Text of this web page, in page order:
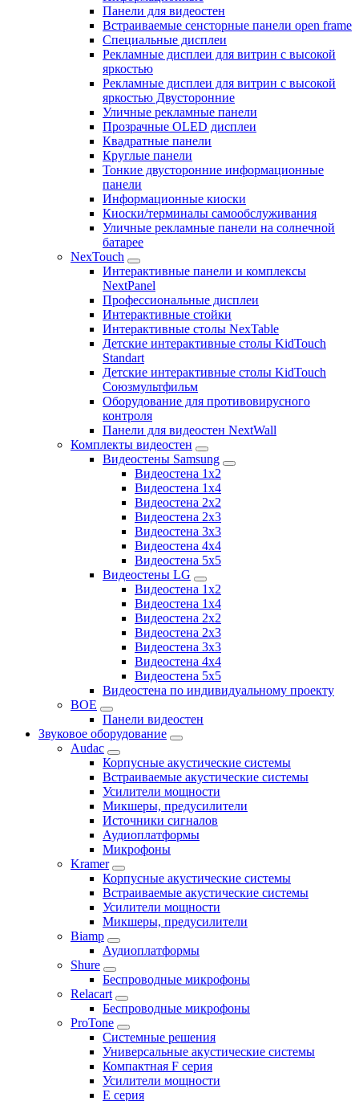
Панели для видеостен
Встраиваемые сенсторные панели open frame
Специальные дисплеи
Рекламные дисплеи для витрин с высокой
яркостью
Рекламные дисплеи для витрин с высокой
яркостью Двусторонние
Уличные рекламные панели
Прозрачные OLED дисплеи
Квадратные панели
Круглые панели
Тонкие двусторонние информационные
панели
Информационные киоски
Киоски/терминалы самообслуживания
Уличные рекламные панели на солнечной
батарее
NexTouch
Интерактивные панели и комплексы
NextPanel
Профессиональные дисплеи
Интерактивные стойки
Интерактивные столы NexTable
Детские интерактивные столы KidTouch
Standart
Детские интерактивные столы KidTouch
Союзмультфильм
Оборудование для противовирусного
контроля
Панели для видеостен NextWall
Комплекты видеостен
Видеостены Samsung
Видеостена 1x2
Видеостена 1x4
Видеостена 2x2
Видеостена 2х3
Видеостена 3x3
Видеостена 4x4
Видеостена 5x5
Видеостены LG
Видеостена 1x2
Видеостена 1x4
Видеостена 2x2
Видеостена 2x3
Видеостена 3x3
Видеостена 4x4
Видеостена 5x5
Видеостена по индивидуальному проекту
BOE
Панели видеостен
Звуковое оборудование
Audac
Корпусные акустические системы
Встраиваемые акустические системы
Усилители мощности
Микшеры, предусилители
Источники сигналов
Аудиоплатформы
Микрофоны
Kramer
Корпусные акустические системы
Встраиваемые акустические системы
Усилители мощности
Микшеры, предусилители
Biamp
Аудиоплатформы
Shure
Беспроводные микрофоны
Relacart
Беспроводные микрофоны
ProTone
Системные решения
Универсальные акустические системы
Компактная F серия
Усилители мощности
E серия